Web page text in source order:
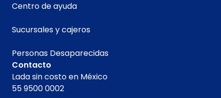
Centro de ayuda
Sucursales y cajeros
Personas Desaparecidas
Contacto
Lada sin costo en México
55 9500 0002